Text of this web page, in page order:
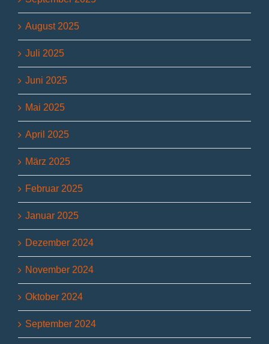
August 2025
Juli 2025
Juni 2025
Mai 2025
April 2025
März 2025
Februar 2025
Januar 2025
Dezember 2024
November 2024
Oktober 2024
September 2024